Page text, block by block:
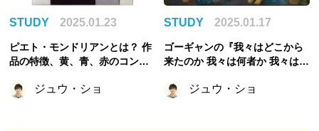
STUDY 2025.01.23
ピエト・モンドリアンとは？ 作
品の特徴、黄、青、赤のコンポ
ジュウ・ショ
STUDY 2025.01.17
ゴーギャンの『我々はどこから
来たのか 我々は何者か 我々はど
ジュウ・ショ